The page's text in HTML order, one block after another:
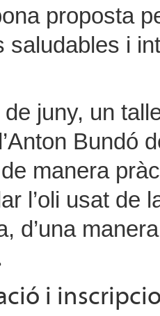
proposta
saludables i
juny, un
Bundó
manera
l’oli usat de
d’una
i